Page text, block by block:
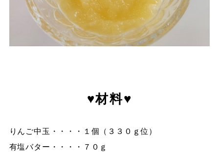
♥材料♥
りんご中玉・・・・１個（３３０ｇ位）
有塩バター・・・・７０ｇ